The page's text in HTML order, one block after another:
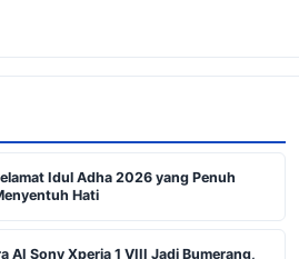
Idul Adha 2026 yang Penuh
Hati
AI Sony Xperia 1 VIII Jadi Bumerang,